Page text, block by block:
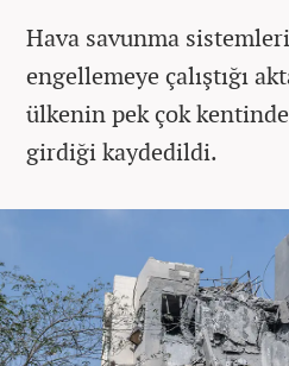
Hava savunma
engellemeye çalıştığı
ülkenin pek çok
girdiği kaydedildi.